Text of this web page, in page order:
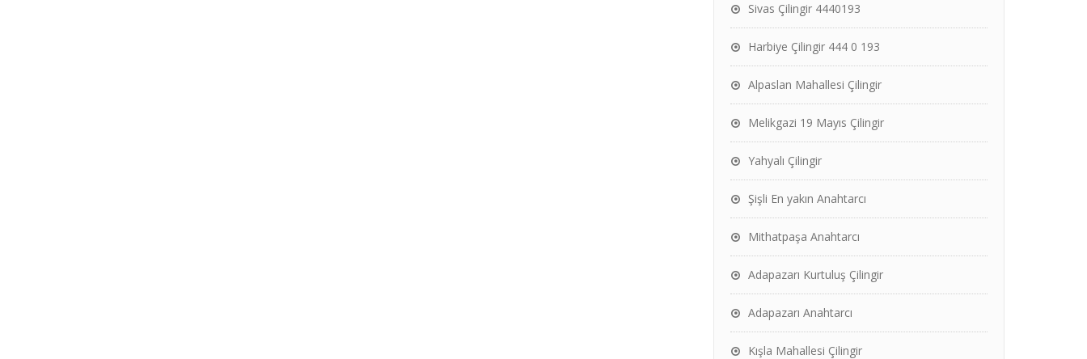
Sivas Çilingir 4440193
Harbiye Çilingir 444 0 193
Alpaslan Mahallesi Çilingir
Melikgazi 19 Mayıs Çilingir
Yahyalı Çilingir
Şişli En yakın Anahtarcı
Mithatpaşa Anahtarcı
Adapazarı Kurtuluş Çilingir
Adapazarı Anahtarcı
Kışla Mahallesi Çilingir